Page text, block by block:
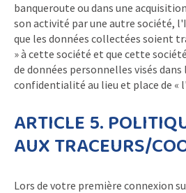
banqueroute ou dans une
son activité par une autre société,
que les données collectées soient
» à cette société et que cette
de données personnelles visés
confidentialité au lieu et place de «
ARTICLE 5.
AUX TRACEURS/
Lors de votre première connexion